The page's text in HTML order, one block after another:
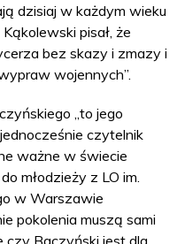
dzisiaj w każdym wieku
pisał, że
bez skazy i zmazy i
wojennych”.
„to jego
czytelnik
ważne w świecie
młodzieży z LO im.
w Warszawie
pokolenia muszą sami
czy Baczyński jest dla